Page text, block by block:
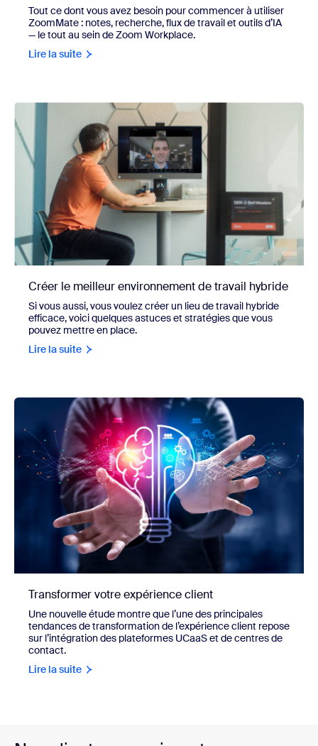
Tout ce dont vous avez besoin pour commencer à utiliser
ZoomMate : notes, recherche, flux de travail et outils d’IA
— le tout au sein de Zoom Workplace.
Lire la suite
Créer le meilleur environnement de travail hybride
Si vous aussi, vous voulez créer un lieu de travail hybride
efficace, voici quelques astuces et stratégies que vous
pouvez mettre en place.
Lire la suite
Transformer votre expérience client
Une nouvelle étude montre que l’une des principales
tendances de transformation de l’expérience client repose
sur l’intégration des plateformes UCaaS et de centres de
contact.
Lire la suite